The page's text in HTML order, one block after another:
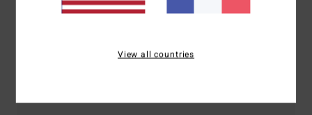
Confort
Rapport qualité / prix
View all countries